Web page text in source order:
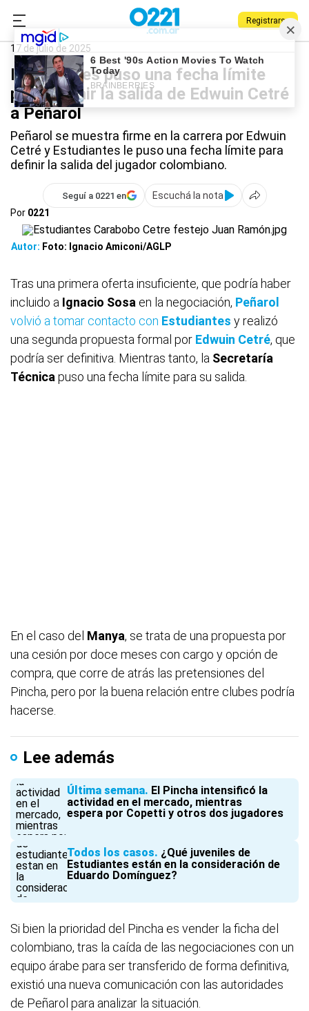
Registrarse
0221.com.ar Deportes
17 de julio de 2025
Estudiantes puso una fecha límite
para definir la salida de Edwuin Cetré
a Peñarol
Peñarol se muestra firme en la carrera por Edwuin
Cetré y Estudiantes le puso una fecha límite para
definir la salida del jugador colombiano.
Seguí a 0221 en
Escuchá la nota
Por 0221
Autor: Foto: Ignacio Amiconi/AGLP
Tras una primera oferta insuficiente, que podría haber
incluido a Ignacio Sosa en la negociación, Peñarol
volvió a tomar contacto con Estudiantes y realizó
una segunda propuesta formal por Edwuin Cetré, que
podría ser definitiva. Mientras tanto, la Secretaría
Técnica puso una fecha límite para su salida.
En el caso del Manya, se trata de una propuesta por
una cesión por doce meses con cargo y opción de
compra, que corre de atrás las pretensiones del
Pincha, pero por la buena relación entre clubes podría
hacerse.
Lee además
Última semana El Pincha intensificó la
actividad en el mercado, mientras
espera por Copetti y otros dos jugadores
Todos los casos ¿Qué juveniles de
Estudiantes están en la consideración de
Eduardo Domínguez?
Si bien la prioridad del Pincha es vender la ficha del
colombiano, tras la caída de las negociaciones con un
equipo árabe para ser transferido de forma definitiva,
existió una nueva comunicación con las autoridades
de Peñarol para analizar la situación.